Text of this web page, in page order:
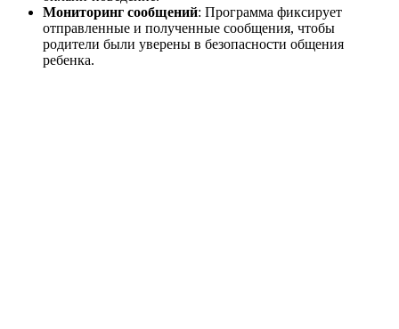
Мониторинг сообщений: Программа фиксирует
отправленные и полученные сообщения, чтобы
родители были уверены в безопасности общения
ребенка.